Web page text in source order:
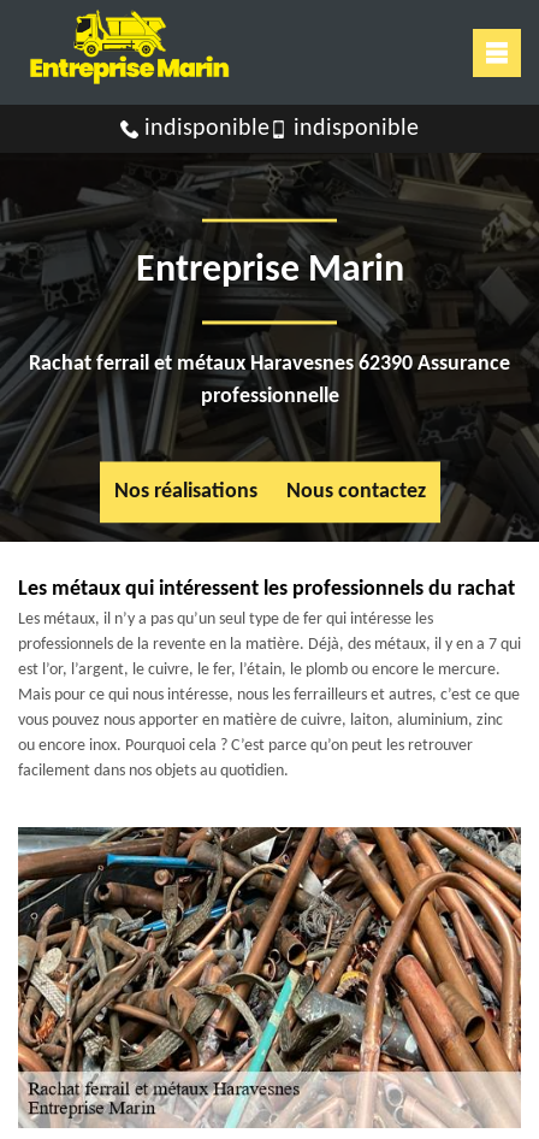
indisponible indisponible
Entreprise Marin
Rachat ferrail et métaux Haravesnes 62390 Assurance
professionnelle
Nos réalisations Nous contactez
Les métaux qui intéressent les professionnels du rachat
Les métaux, il n’y a pas qu’un seul type de fer qui intéresse les
professionnels de la revente en la matière. Déjà, des métaux, il y en a 7 qui
est l’or, l’argent, le cuivre, le fer, l’étain, le plomb ou encore le mercure.
Mais pour ce qui nous intéresse, nous les ferrailleurs et autres, c’est ce que
vous pouvez nous apporter en matière de cuivre, laiton, aluminium, zinc
ou encore inox. Pourquoi cela ? C’est parce qu’on peut les retrouver
facilement dans nos objets au quotidien.